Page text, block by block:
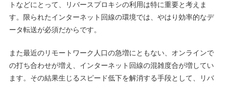
トなどにとって、リバースプロキシの利用は特に重要と考えま
す。限られたインターネット回線の環境では、やはり効率的なデ
ータ転送が必須だからです。
また最近のリモートワーク人口の急増にともない、オンラインで
の打ち合わせが増え、インターネット回線の混雑度合が増してい
ます。その結果生じるスピード低下を解消する手段として、リバ